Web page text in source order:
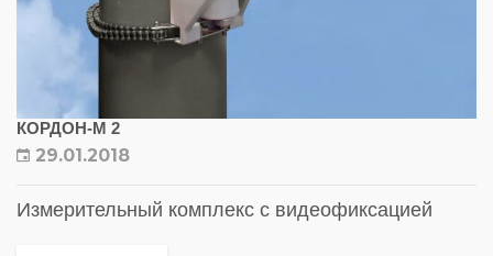
КОРДОН-М 2
29.01.2018
Измерительный комплекс с видеофиксацией